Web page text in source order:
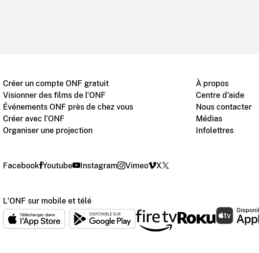
Créer un compte ONF gratuit
Visionner des films de l'ONF
Événements ONF près de chez vous
Créer avec l'ONF
Organiser une projection
À propos
Centre d'aide
Nous contacter
Médias
Infolettres
Facebook Youtube Instagram Vimeo X
L'ONF sur mobile et télé